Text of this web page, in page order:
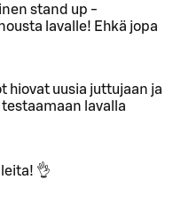
stand up -
lavalle! Ehkä jopa
hiovat uusia juttujaan ja
lavalla
👌